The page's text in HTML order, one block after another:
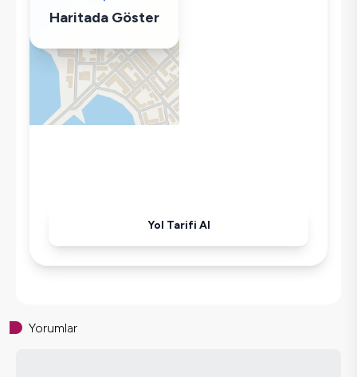
Buzdolabı
Klima
Wifi / İnternet
Tost Makinesi
Haritada Göster
Yol Tarifi Al
Yorumlar